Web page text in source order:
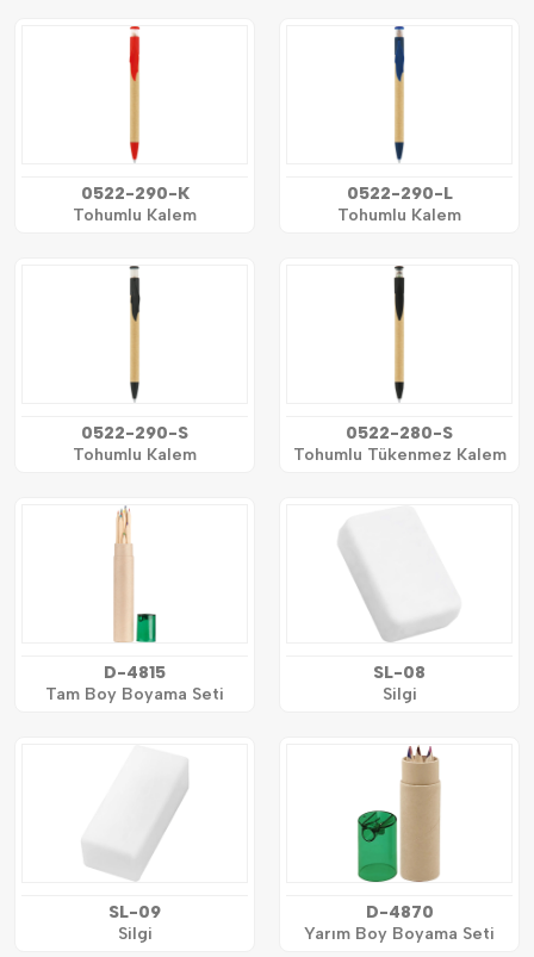
0522-290-K
Tohumlu Kalem
0522-290-L
Tohumlu Kalem
0522-290-S
Tohumlu Kalem
0522-280-S
Tohumlu Tükenmez Kalem
D-4815
Tam Boy Boyama Seti
SL-08
Silgi
SL-09
Silgi
D-4870
Yarım Boy Boyama Seti